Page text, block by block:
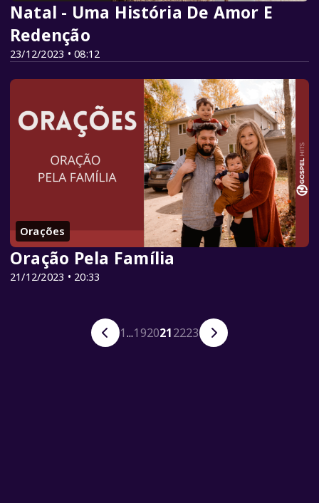
23/12/2023 • 08:12
Natal - Uma História De Amor E
Redenção
Orações
21/12/2023 • 20:33
Oração Pela Família
1...1920212223